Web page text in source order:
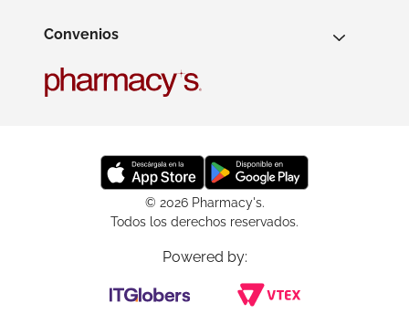
Convenios
© 2026 Pharmacy's.
Todos los derechos reservados.
Powered by: